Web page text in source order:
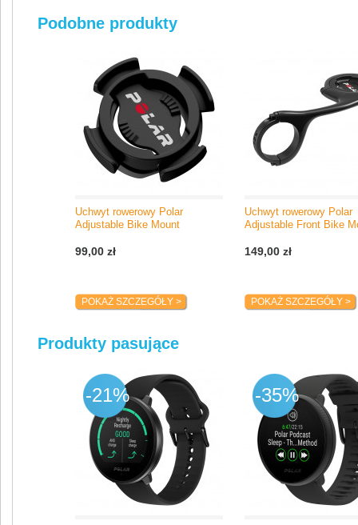
Professorintie 5
Podobne produkty
Uchwyt rowerowy Polar
Adjustable Bike Mount
99,00 zł
POKAŻ SZCZEGÓŁY >
Uchwyt rowerowy Polar
Adjustable Front Bike
149,00 zł
POKAŻ SZCZEGÓŁY >
Produkty pasujące
-21% -35%